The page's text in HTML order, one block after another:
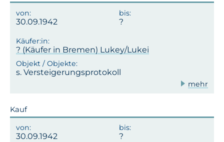
30.09.1942
? (Käufer in Bremen) Lukey/Lukei
s. Versteigerungsprotokoll
mehr
Kauf
30.09.1942